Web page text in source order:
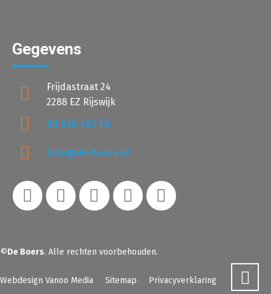
Gegevens
Frijdastraat 24
2288 EZ Rijswijk
06 536 453 78
info@de-boers.nl
©De Boers. Alle rechten voorbehouden.
Webdesign Vanoo Media Sitemap Privacyverklaring